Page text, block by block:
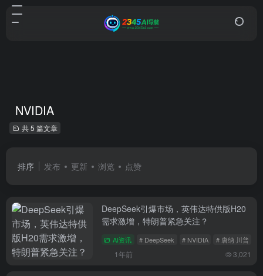
NVIDIA
共 5 篇文章
排序 发布 更新 浏览 点赞
DeepSeek引爆市场，英伟达特供版H20
需求激增，特朗普紧急关注？
AI资讯 # DeepSeek # NVIDIA # 唐纳·川普
1年前 3,021